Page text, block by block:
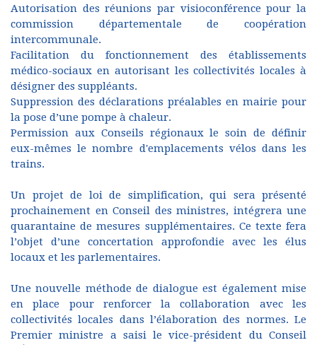
Autorisation des réunions par visioconférence pour la
commission départementale de coopération
intercommunale.
Facilitation du fonctionnement des établissements
médico-sociaux en autorisant les collectivités locales à
désigner des suppléants.
Suppression des déclarations préalables en mairie pour
la pose d’une pompe à chaleur.
Permission aux Conseils régionaux le soin de définir
eux-mêmes le nombre d'emplacements vélos dans les
trains.
Un projet de loi de simplification, qui sera présenté
prochainement en Conseil des ministres, intégrera une
quarantaine de mesures supplémentaires. Ce texte fera
l’objet d’une concertation approfondie avec les élus
locaux et les parlementaires.
Une nouvelle méthode de dialogue est également mise
en place pour renforcer la collaboration avec les
collectivités locales dans l’élaboration des normes. Le
Premier ministre a saisi le vice-président du Conseil